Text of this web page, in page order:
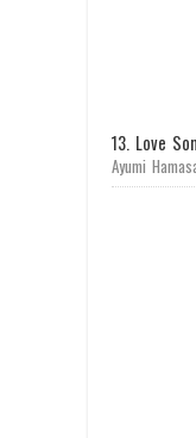
13. Love
Ayumi